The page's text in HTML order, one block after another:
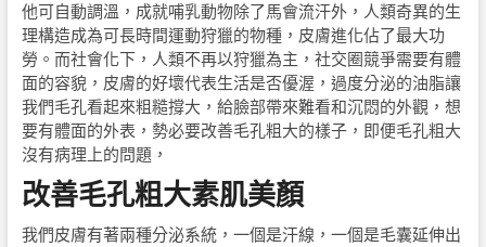
他可自動調溫，成就哺乳動物除了馬會流汗外，人類奇異的生
理構造成為可長時間運動狩獵的物種，皮膚進化佔了最大功
勞。而社會化下，人類不再以狩獵為主，社交圈競爭需要有體
面的容貌，皮膚的好壞代表生活是否優渥，過度分泌的油脂讓
我們毛孔看起來粗糙撐大，給臉部帶來難看和沉悶的外觀，想
要有體面的外表，勢必要改善毛孔粗大的樣子，即便毛孔粗大
沒有病理上的問題，
改善毛孔粗大素肌美顏
我們皮膚有著兩種分泌系統，一個是汗線，一個是毛囊延伸出